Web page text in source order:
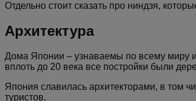
Отдельно стоит сказать про ниндзя,
Архитектура
Дома Японии – узнаваемы по всему миру и
вплоть до 20 века все постройки были
Япония славилась архитекторами, в том
туристов.